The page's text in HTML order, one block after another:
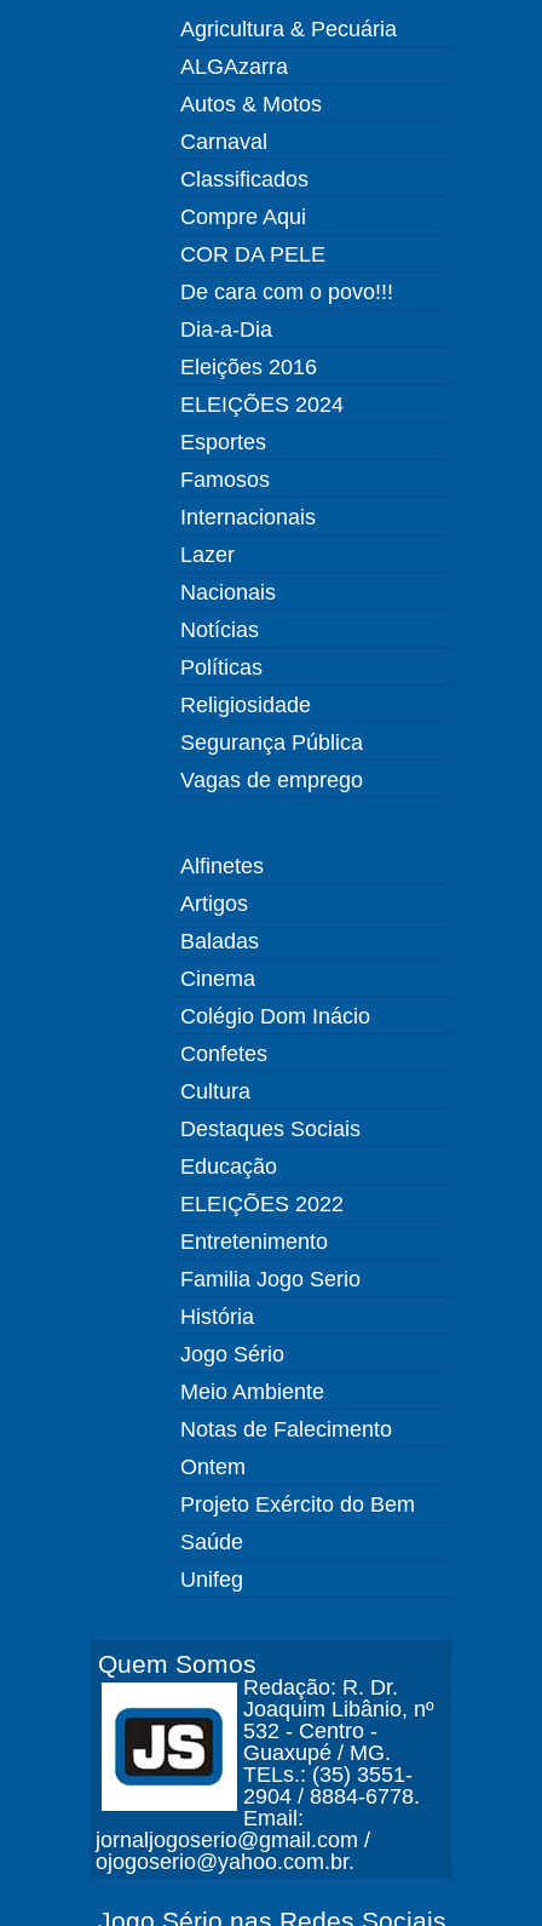
Agricultura & Pecuária
ALGAzarra
Autos & Motos
Carnaval
Classificados
Compre Aqui
COR DA PELE
De cara com o povo!!!
Dia-a-Dia
Eleições 2016
ELEIÇÕES 2024
Esportes
Famosos
Internacionais
Lazer
Nacionais
Notícias
Políticas
Religiosidade
Segurança Pública
Vagas de emprego
Alfinetes
Artigos
Baladas
Cinema
Colégio Dom Inácio
Confetes
Cultura
Destaques Sociais
Educação
ELEIÇÕES 2022
Entretenimento
Familia Jogo Serio
História
Jogo Sério
Meio Ambiente
Notas de Falecimento
Ontem
Projeto Exército do Bem
Saúde
Unifeg
Quem Somos
Redação: R. Dr.
Joaquim Libânio, nº
532 - Centro -
Guaxupé / MG.
TELs.: (35) 3551-
2904 / 8884-6778.
Email:
jornaljogoserio@gmail.com /
ojogoserio@yahoo.com.br.